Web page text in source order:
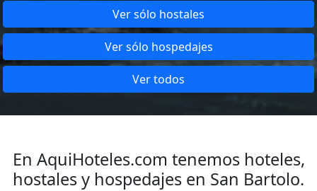
Ver sólo hostales
Ver sólo hospedajes
Ver todos
En AquiHoteles.com tenemos hoteles,
hostales y hospedajes en San Bartolo.